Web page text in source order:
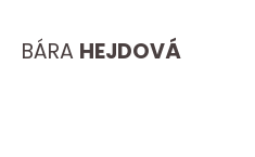
BÁRA HEJDOVÁ